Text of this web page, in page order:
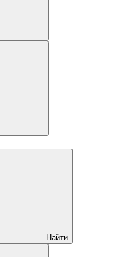
Найти